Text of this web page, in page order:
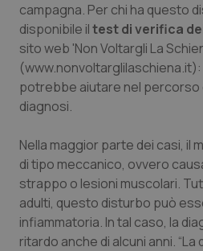
Sardegna
Sicilia
Toscana
Umbria
Valle D’Aosta
Veneto
Malattia di Crohn &
Neuroscienze &
Obesità
Oftalmologia
Oncodermatologia
Oncoematologia
campagna. Per chi ha questo
disponibile iltest di verifica
sito web 'Non Voltargli La
potrebbe aiutare nel percorso
diagnosi.
Nella maggior parte dei casi, il
di tipo meccanico, ovvero
strappo o lesioni muscolari.
adulti, questo disturbo può
infiammatoria. In tal caso, la
ritardo anche di alcuni anni.